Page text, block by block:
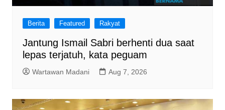
Berita Featured Rakyat
Jantung Ismail Sabri berhenti dua saat
lepas terjatuh, kata peguam
Wartawan Madani Aug 7, 2026